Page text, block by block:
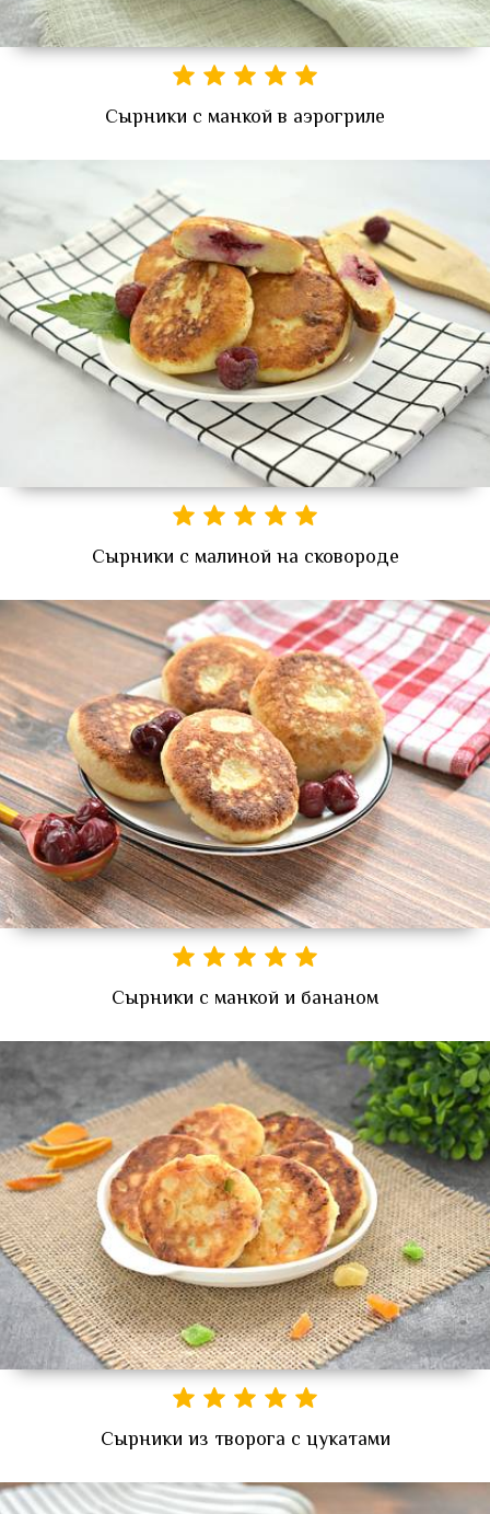
Сырники с манкой в аэрогриле
Сырники с малиной на сковороде
Сырники с манкой и бананом
Сырники из творога с цукатами